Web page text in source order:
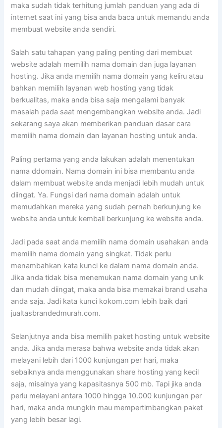
maka sudah tidak terhitung jumlah panduan yang ada di
internet saat ini yang bisa anda baca untuk memandu anda
membuat website anda sendiri.
Salah satu tahapan yang paling penting dari membuat
website adalah memilih nama domain dan juga layanan
hosting. Jika anda memilih nama domain yang keliru atau
bahkan memilih layanan web hosting yang tidak
berkualitas, maka anda bisa saja mengalami banyak
masalah pada saat mengembangkan website anda. Jadi
sekarang saya akan memberikan panduan dasar cara
memilih nama domain dan layanan hosting untuk anda.
Paling pertama yang anda lakukan adalah menentukan
nama ddomain. Nama domain ini bisa membantu anda
dalam membuat website anda menjadi lebih mudah untuk
diingat. Ya. Fungsi dari nama domain adalah untuk
memudahkan mereka yang sudah pernah berkunjung ke
website anda untuk kembali berkunjung ke website anda.
Jadi pada saat anda memilih nama domain usahakan anda
memilih nama domain yang singkat. Tidak perlu
menambahkan kata kunci ke dalam nama domain anda.
Jika anda tidak bisa menemukan nama domain yang unik
dan mudah diingat, maka anda bisa memakai brand usaha
anda saja. Jadi kata kunci kokom.com lebih baik dari
jualtasbrandedmurah.com.
Selanjutnya anda bisa memilih paket hosting untuk website
anda. Jika anda merasa bahwa website anda tidak akan
melayani lebih dari 1000 kunjungan per hari, maka
sebaiknya anda menggunakan share hosting yang kecil
saja, misalnya yang kapasitasnya 500 mb. Tapi jika anda
perlu melayani antara 1000 hingga 10.000 kunjungan per
hari, maka anda mungkin mau mempertimbangkan paket
yang lebih besar lagi.